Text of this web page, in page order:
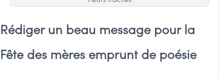
Rédiger un beau message pour la
Fête des mères emprunt de poésie